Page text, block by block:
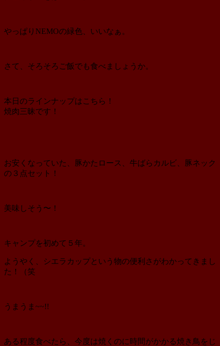
やっぱりNEMOの緑色、いいなぁ。
さて、そろそろご飯でも食べましょうか。
本日のラインナップはこちら！
焼肉三昧です！
お安くなっていた、豚かたロース、牛ばらカルビ、豚ネック
の３点セット！
美味しそう〜！
キャンプを初めて５年。
ようやく、シエラカップという物の便利さがわかってきまし
た！（笑
うまうま~~!!
ある程度食べたら、今度は焼くのに時間がかかる焼き鳥をじ